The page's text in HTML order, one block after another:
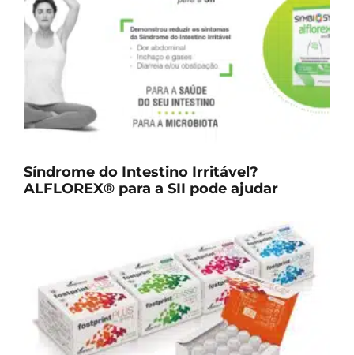
Síndrome do Intestino Irritável?
ALFLOREX® para a SII pode ajudar